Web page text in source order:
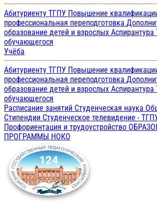
Абитуриенту ТГПУ Повышение
профессиональная переподготовка
образование детей и взрослых Аспирантура
обучающегося
Учёба
Абитуриенту ТГПУ Повышение
профессиональная переподготовка
образование детей и взрослых Аспирантура
обучающегося
Расписание занятий Студенческая наука
Стипендии Студенческое телевидение -
Профориентация и трудоустройство
ПРОГРАММЫ НОКО